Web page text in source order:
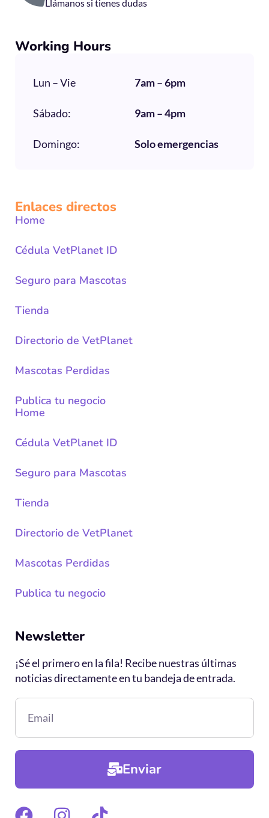
Llámanos si tienes dudas
Working Hours
Lun – Vie
Sábado:
Domingo:
7am – 6pm
9am – 4pm
Solo emergencias
Enlaces directos
Home
Cédula VetPlanet ID
Seguro para Mascotas
Tienda
Directorio de VetPlanet
Mascotas Perdidas
Publica tu negocio
Home
Cédula VetPlanet ID
Seguro para Mascotas
Tienda
Directorio de VetPlanet
Mascotas Perdidas
Publica tu negocio
Newsletter
¡Sé el primero en la fila! Recibe nuestras últimas
noticias directamente en tu bandeja de entrada.
Enviar